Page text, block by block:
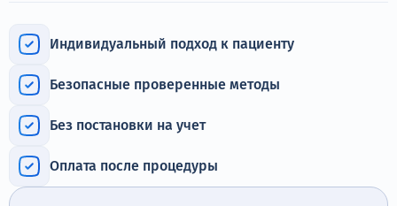
Круглосуточно, анонимно
Адрес call-центра
Иркутск, улица Марата, 22
Индивидуальный подход к пациенту
Безопасные проверенные методы
Без постановки на учет
Оплата после процедуры